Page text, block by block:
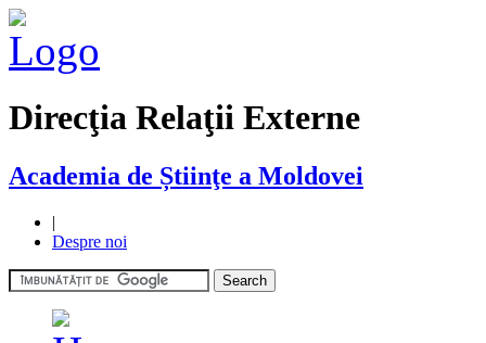
Direcţia Relaţii Externe
Academia de Știinţe a Moldovei
|
Despre noi